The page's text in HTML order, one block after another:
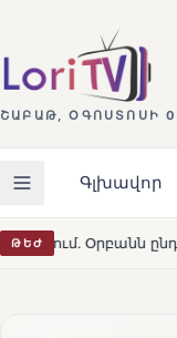
ՇԱԲԱԹ, ՕԳՈՍՏՈՍԻ
Գլխավոր
ԹԵԺ HOT